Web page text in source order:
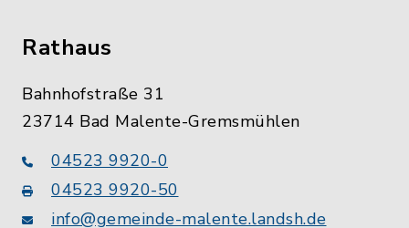
Rathaus
Bahnhofstraße 31
23714 Bad Malente-Gremsmühlen
04523 9920-0
04523 9920-50
info@gemeinde-malente.landsh.de